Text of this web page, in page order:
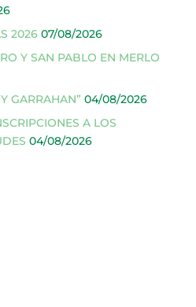
2026 07/08/2026
Y SAN PABLO EN MERLO
GARRAHAN” 04/08/2026
A LOS
04/08/2026